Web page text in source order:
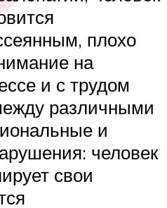
плохо
на
и с трудом
различными
и
человек
свои